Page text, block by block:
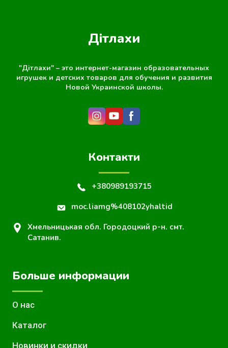
Дітлахи
"Дітлахи" – это интернет-магазин образовательных
игрушек и детских товаров для обучения и развития
Новой Украинской школы.
Контакти
+380989193715
moc.liamg%408102yhaltid
Хмельницькая обл. Городоцкий р-н. смт.
Сатанив.
Больше информации
О нас
Каталог
Новинки и скидки